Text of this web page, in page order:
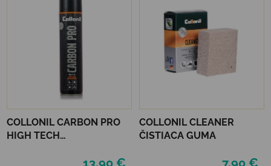
COLLONIL CARBON PRO
HIGH TECH
13,90 €
COLLONIL CLEANER
ČISTIACA GUMA
7,90 €